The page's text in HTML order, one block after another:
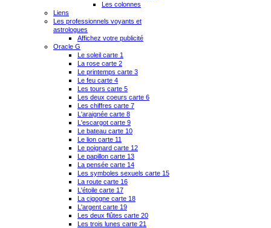
Les colonnes
Liens
Les professionnels voyants et
astrologues
Affichez votre publicité
Oracle G
Le soleil carte 1
La rose carte 2
Le printemps carte 3
Le feu carte 4
Les tours carte 5
Les deux coeurs carte 6
Les chiffres carte 7
L'araignée carte 8
L'escargot carte 9
Le bateau carte 10
Le lion carte 11
Le poignard carte 12
Le papillon carte 13
La pensée carte 14
Les symboles sexuels carte 15
La route carte 16
L'étoile carte 17
La cigogne carte 18
L'argent carte 19
Les deux flûtes carte 20
Les trois lunes carte 21